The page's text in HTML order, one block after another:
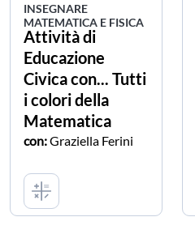
INSEGNARE
MATEMATICA E FISICA
Attività di
Educazione
Civica con... Tutti
i colori della
Matematica
con:Graziella Ferini